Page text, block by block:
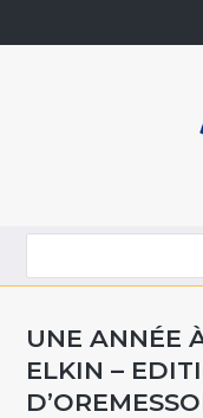
UNE ANNÉE
ELKIN –